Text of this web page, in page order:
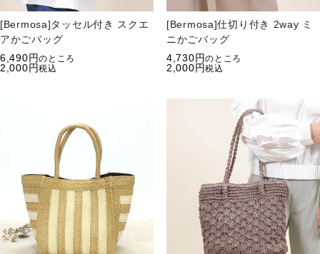
[Bermosa]タッセル付き スクエ
アかごバッグ
6,490
のところ
2,000 税込
[Bermosa]仕切り付き 2way ミ
ニかごバッグ
4,730
のところ
2,000 税込